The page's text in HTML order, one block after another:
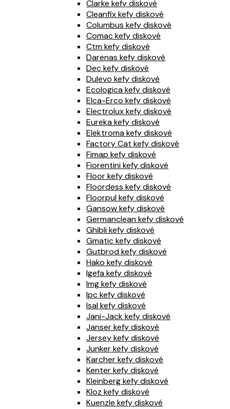
Clarke kefy diskové
Cleanfix kefy diskové
Columbus kefy diskové
Comac kefy diskové
Ctm kefy diskové
Darenas kefy diskové
Dec kefy diskové
Dulevo kefy diskové
Ecologica kefy diskové
Elca-Erco kefy diskové
Electrolux kefy diskové
Eureka kefy diskové
Elektroma kefy diskové
Factory Cat kefy diskové
Fimap kefy diskové
Fiorentini kefy diskové
Floor kefy diskové
Floordess kefy diskové
Floorpul kefy diskové
Gansow kefy diskové
Germanclean kefy diskové
Ghibli kefy diskové
Gmatic kefy diskové
Gutbrod kefy diskové
Hako kefy diskové
Igefa kefy diskové
Img kefy diskové
Ipc kefy diskové
Isal kefy diskové
Jani-Jack kefy diskové
Janser kefy diskové
Jersey kefy diskové
Junker kefy diskové
Karcher kefy diskové
Kenter kefy diskové
Kleinberg kefy diskové
Kloz kefy diskové
Kuenzle kefy diskové